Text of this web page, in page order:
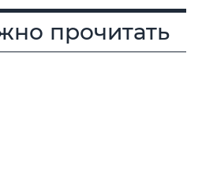
прочитать